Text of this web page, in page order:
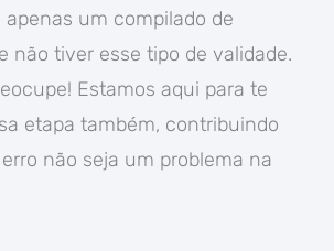
apenas um compilado de
não tiver esse tipo de validade.
Estamos aqui para te
etapa também, contribuindo
não seja um problema na